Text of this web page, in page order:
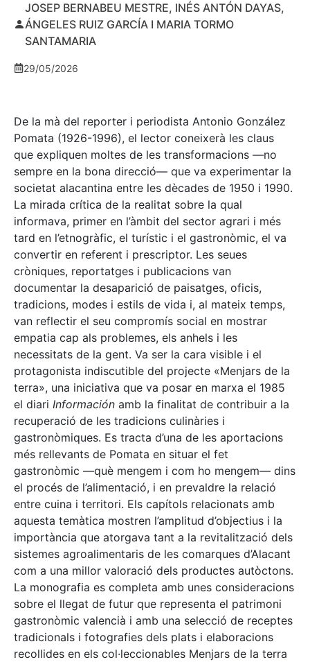
JOSEP BERNABEU MESTRE, INÉS ANTÓN DAYAS,
ÁNGELES RUIZ GARCÍA I MARIA TORMO
SANTAMARIA
29/05/2026
De la mà del reporter i periodista Antonio González
Pomata (1926-1996), el lector coneixerà les claus
que expliquen moltes de les transformacions —no
sempre en la bona direcció— que va experimentar la
societat alacantina entre les dècades de 1950 i 1990.
La mirada crítica de la realitat sobre la qual
informava, primer en l’àmbit del sector agrari i més
tard en l’etnogràfic, el turístic i el gastronòmic, el va
convertir en referent i prescriptor. Les seues
cròniques, reportatges i publicacions van
documentar la desaparició de paisatges, oficis,
tradicions, modes i estils de vida i, al mateix temps,
van reflectir el seu compromís social en mostrar
empatia cap als problemes, els anhels i les
necessitats de la gent. Va ser la cara visible i el
protagonista indiscutible del projecte «Menjars de la
terra», una iniciativa que va posar en marxa el 1985
el diari Información amb la finalitat de contribuir a la
recuperació de les tradicions culinàries i
gastronòmiques. Es tracta d’una de les aportacions
més rellevants de Pomata en situar el fet
gastronòmic —què mengem i com ho mengem— dins
el procés de l’alimentació, i en prevaldre la relació
entre cuina i territori. Els capítols relacionats amb
aquesta temàtica mostren l’amplitud d’objectius i la
importància que atorgava tant a la revitalització dels
sistemes agroalimentaris de les comarques d’Alacant
com a una millor valoració dels productes autòctons.
La monografia es completa amb unes consideracions
sobre el llegat de futur que representa el patrimoni
gastronòmic valencià i amb una selecció de receptes
tradicionals i fotografies dels plats i elaboracions
recollides en els col·leccionables Menjars de la terra